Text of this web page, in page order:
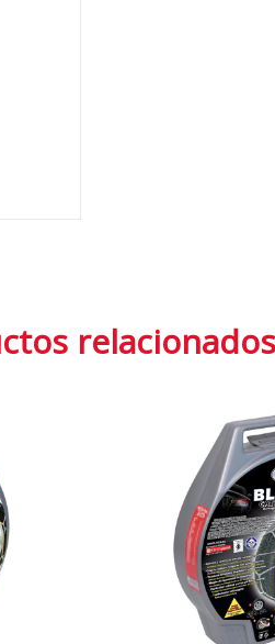
relacionados